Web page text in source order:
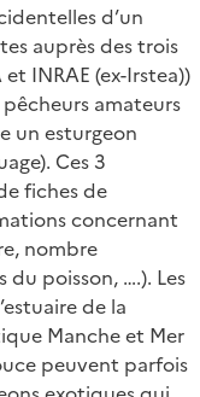
d’un
auprès des trois
INRAE (ex-Irstea))
amateurs
un esturgeon
Ces 3
fiches de
concernant
nombre
poisson, ….). Les
de la
Manche et Mer
peuvent parfois